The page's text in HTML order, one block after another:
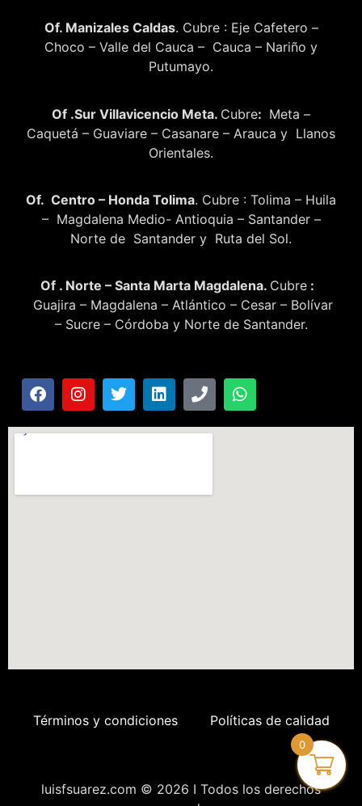
Of. Manizales Caldas. Cubre : Eje Cafetero –
Choco – Valle del Cauca – Cauca – Nariño y
Putumayo.
Of .Sur Villavicencio Meta. Cubre: Meta –
Caquetá – Guaviare – Casanare – Arauca y Llanos
Orientales.
Of. Centro – Honda Tolima. Cubre : Tolima – Huila
– Magdalena Medio- Antioquia – Santander –
Norte de Santander y Ruta del Sol.
Of . Norte – Santa Marta Magdalena. Cubre :
Guajira – Magdalena – Atlántico – Cesar – Bolívar
– Sucre – Córdoba y Norte de Santander.
Términos y condiciones Políticas de calidad
luisfsuarez.com © 2026 I Todos los derechos
0